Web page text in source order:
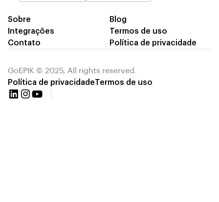
Sobre
Integrações
Contato
Blog
Termos de uso
Política de privacidade
GoEPIK © 2025, All rights reserved.
Política de privacidadeTermos de uso